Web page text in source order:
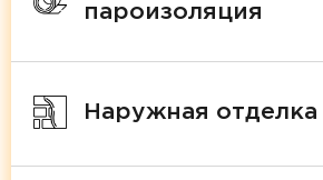
пароизоляция
Наружная отделка